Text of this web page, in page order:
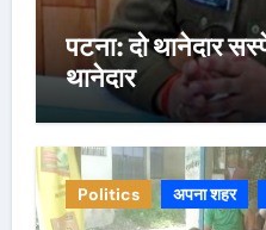
पटना: दो थानेदार
थानेदार
Politics अपना शहर